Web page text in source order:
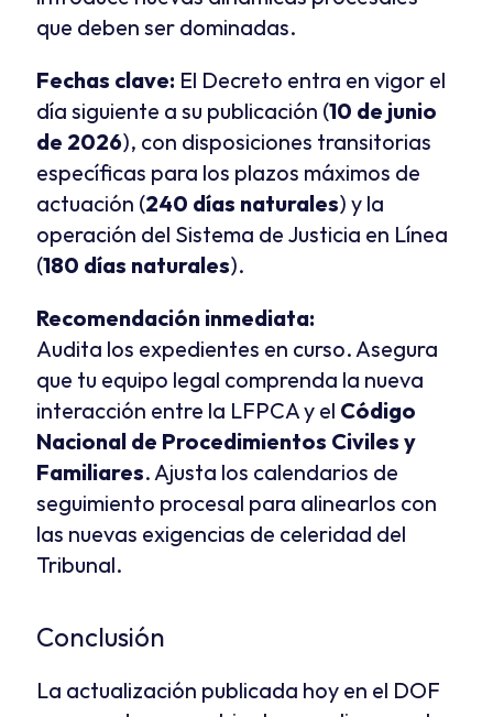
que deben ser dominadas.
Fechas clave: El Decreto entra en vigor el
día siguiente a su publicación (10 de junio
de 2026), con disposiciones transitorias
específicas para los plazos máximos de
actuación (240 días naturales) y la
operación del Sistema de Justicia en Línea
(180 días naturales).
Recomendación inmediata:
Audita los expedientes en curso. Asegura
que tu equipo legal comprenda la nueva
interacción entre la LFPCA y el Código
Nacional de Procedimientos Civiles y
Familiares. Ajusta los calendarios de
seguimiento procesal para alinearlos con
las nuevas exigencias de celeridad del
Tribunal.
Conclusión
La actualización publicada hoy en el DOF